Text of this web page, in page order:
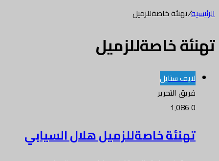
الرئيسية/تهنئة خاصةللزميل
تهنئة خاصةللزميل
لايف ستايل
فريق التحرير
0
تهنئة خاصةللزميل هلال السيابي